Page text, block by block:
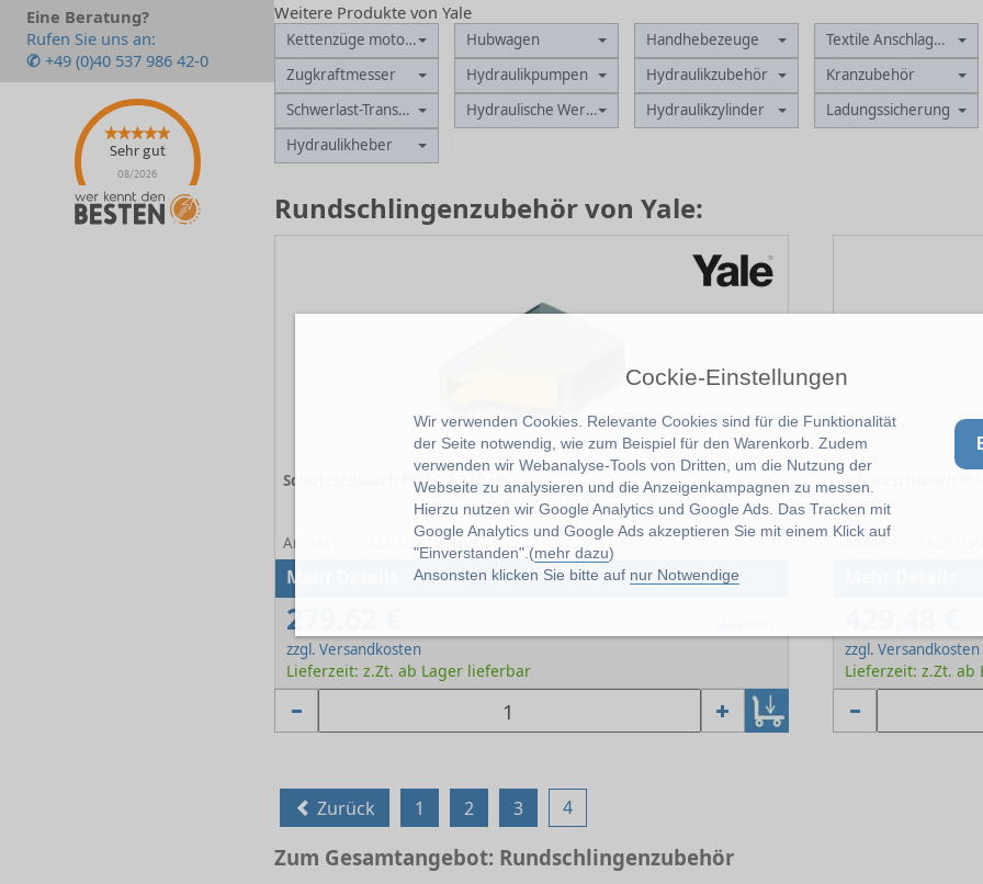
Cockie-Einstellungen
Wir verwenden Cookies. Relevante Cookies sind für die Funktionalität
der Seite notwendig, wie zum Beispiel für den Warenkorb. Zudem
verwenden wir Webanalyse-Tools von Dritten, um die Nutzung der
Webseite zu analysieren und die Anzeigenkampagnen zu messen.
Hierzu nutzen wir Google Analytics und Google Ads. Das Tracken mit
Google Analytics und Google Ads akzeptieren Sie mit einem Klick auf
"Einverstanden".(mehr dazu)
Ansonsten klicken Sie bitte auf nur Notwendige
Eine Beratung?
Rufen Sie uns an:
✆ +49 (0)40 537 986 42-0
Sehr gut
08/2026
Weitere Produkte von Yale
Kettenzüge motorisch Hubwagen Handhebezeuge Textile Anschlagmittel
Zugkraftmesser
Hydraulikpumpen Hydraulikzubehör Kranzubehör
Schwerlast-TransportsystemeHydraulische Werkzeuge Hydraulikzylinder Ladungssicherung
Hydraulikheber
Rundschlingenzubehör von Yale:
Schutzschlauch PU-SC 2-240 zweiseitig
Artikel-Nr.: YALE-N39130012
Mehr Details
279,62 €
zzgl. Versandkosten
Lieferzeit: z.Zt. ab Lager lieferbar
-
-
Artikel-Nr.: YALE-
zzgl. Versandkosten
Lieferzeit: z.Zt.
Zurück 1 2 3 4
Zum Gesamtangebot: Rundschlingenzubehör